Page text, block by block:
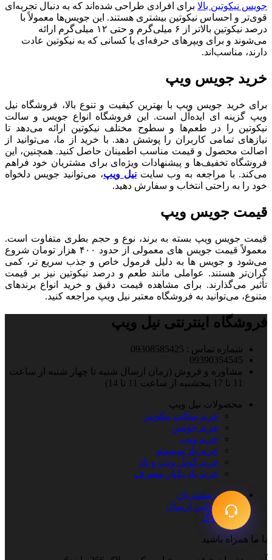
جویس‌ نیکوتین بالا برای افرادی طراحی شده‌اند که به دنبال تجربه‌ای
قوی‌تر و احساس نیکوتین بیشتری هستند. این جویس‌ها معمولاً با
درصد نیکوتین بالاتر از ۶ میلی‌گرم و حتی ۱۲ میلی‌گرم ارائه
می‌شوند و برای ویپرهای حرفه‌ای یا کسانی که به نیکوتین عادت
دارند، مناسب‌اند.
خرید جویس ویپ
برای خرید جویس ویپ با بهترین کیفیت و تنوع بالا، فروشگاه نیل
ویپ گزینه‌ ای ایده‌آل است. این فروشگاه انواع جویس‌ و سالت
نیکوتین را در طعم‌ها و سطوح مختلف نیکوتین ارائه می‌دهد تا
نیازهای تمامی کاربران را پوشش دهد. با خرید از ما، می‌توانید از
اصالت محصول و قیمت مناسب اطمینان حاصل کنید. همچنین، این
فروشگاه تخفیف‌ها و پیشنهادات ویژه‌ای برای مشتریان خود فراهم
می‌کند. با مراجعه به وب‌ سایت نیل ویپ، می‌توانید جویس دلخواه
خود را به‌ راحتی انتخاب و سفارش دهید.
قیمت جویس ویپ
قیمت جویس ویپ بسته به برند، نوع و حجم بطری متفاوت است.
معمولاً قیمت جویس‌ های معمولی از حدود ۴۰۰ هزار تومان شروع
می‌شود و جویس‌ ها به دلیل فرمول خاص و جذب سریع‌ تر، کمی
گران‌تر هستند. عواملی مانند طعم و درصد نیکوتین نیز بر قیمت
تأثیر می‌گذارند. برای مشاهده قیمت دقیق و خرید انواع برندهای
متنوع، می‌توانید به فروشگاه‌ معتبر نیل ویپ مراجعه کنید.
فروشگاه اینترنتی نیل ویپ
شماره تماس : 09308585425
09390354545
مشاوره و فروش (زمان ارسال شنبه تا چهار شنبه از ساعت
11 تا 17 پنجشنبه از ساعت 11 تا 14)
محصولات نیل ویپ
خرید سالت نیکوتین
خرید جویس
خرید ویپ
خرید پاد سیستم
خرید کویل ویپ و پاد
خرید پاد یکبار مصرف
خدمات مشتریان
قوانین ارسال
بلاگ
با ما همراه باشید